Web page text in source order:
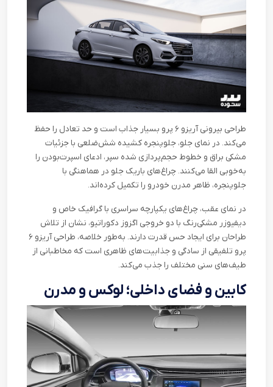
طراحی بیرونی آریزو ۶ پرو بسیار جذاب است و حد تعادل را حفظ
می‌کند. در نمای جلو، جلوپنجره‌ کشیده شش‌ضلعی با جزئیات
مشکی براق و خطوط حجم‌پردازی شده‌ سپر، ادعای اسپرت‌بودن را
به‌خوبی القا می‌کنند. چراغ‌های باریک جلو در هماهنگی با
جلوپنجره، ظاهر مدرن خودرو را تکمیل کرده‌اند.
در نمای عقب، چراغ‌های یکپارچه‌ سراسری با گرافیک خاص و
دیفیوزر مشکی‌رنگ با دو خروجی اگزوز دکوراتیو، نشان از تلاش
طراحان برای ایجاد حس قدرت دارند. به‌طور خلاصه، طراحی آریزو ۶
پرو تلفیقی از سادگی و جذابیت‌های ظاهری است که مخاطبانی از
طیف‌های سنی مختلف را جذب می‌کند.
کابین و فضای داخلی؛ لوکس و مدرن